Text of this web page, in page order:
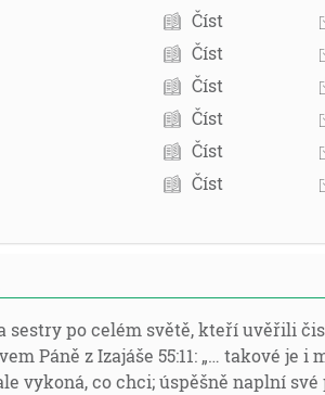
Číst
Číst
Číst
Číst
Číst
Číst
sestry po celém světě, kteří uvěřili
Páně z Izajáše 55:11: „… takové je i
vykoná, co chci; úspěšně naplní své